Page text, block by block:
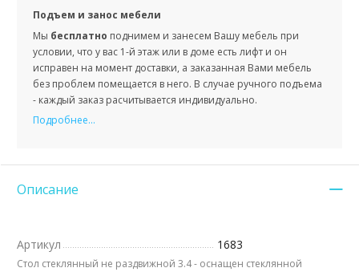
Подъем и занос мебели
Мы бесплатно поднимем и занесем Вашу мебель при
условии, что у вас 1-й этаж или в доме есть лифт и он
исправен на момент доставки, а заказанная Вами мебель
без проблем помещается в него. В случае ручного подъема
- каждый заказ расчитывается индивидуально.
Подробнее...
Описание
Артикул 1683
Стол стеклянный не раздвижной 3.4 - оснащен стеклянной